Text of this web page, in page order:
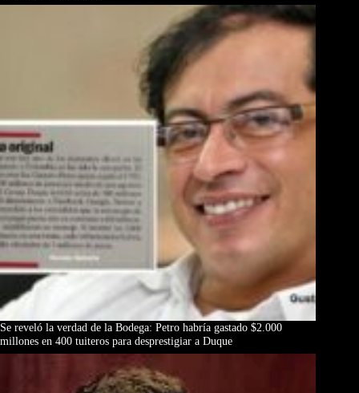
Se reveló la verdad de la Bodega: Petro habría gastado $2.000
millones en 400 tuiteros para desprestigiar a Duque